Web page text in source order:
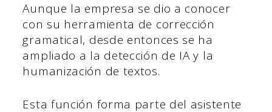
Aunque la empresa se dio a conocer
con su herramienta de corrección
gramatical, desde entonces se ha
ampliado a la detección de IA y la
humanización de textos.
Esta función forma parte del asistente